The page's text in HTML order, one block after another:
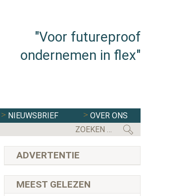
"Voor futureproof
ondernemen in flex"
NIEUWSBRIEF
OVER ONS
ADVERTENTIE
MEEST GELEZEN